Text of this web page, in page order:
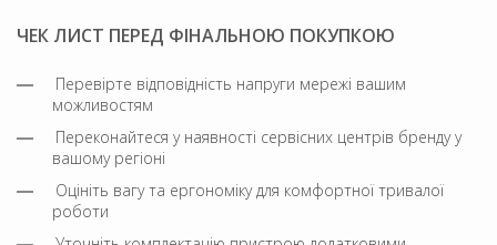
ЧЕК ЛИСТ ПЕРЕД ФІНАЛЬНОЮ ПОКУПКОЮ
Перевірте відповідність напруги мережі вашим
можливостям
Переконайтеся у наявності сервісних центрів бренду у
вашому регіоні
Оцініть вагу та ергономіку для комфортної тривалої
роботи